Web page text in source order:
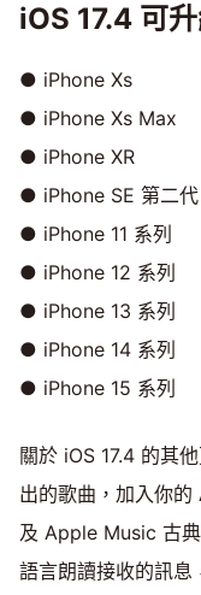
iOS 17.4 可
● iPhone Xs
● iPhone Xs Max
● iPhone XR
● iPhone SE 第二
● iPhone 11 系列
● iPhone 12 系列
● iPhone 13 系列
● iPhone 14 系列
● iPhone 15 系列
關於 iOS 17.4 的其
出的歌曲，加入你
及 Apple Music 古
語言朗讀接收的訊息